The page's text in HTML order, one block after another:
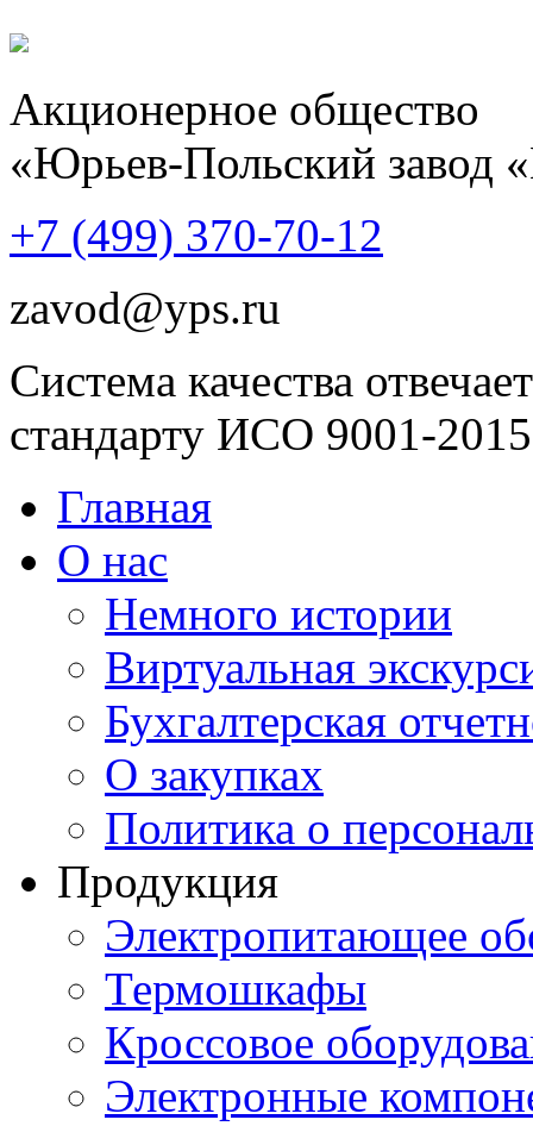
Акционерное общество
«Юрьев-Польский завод
+7 (499) 370-70-12
zavod@yps.ru
Система качества отвечает
стандарту ИСО 9001-2015
Главная
О нас
Немного истории
Виртуальная
Бухгалтерская
О закупках
Политика о
Продукция
Электропитающее
Термошкафы
Кроссовое
Электронные